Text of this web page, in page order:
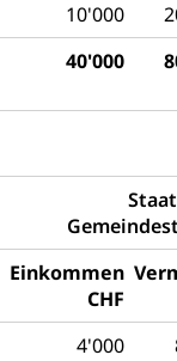
10'000
40'000
Einkommen
CHF
4'000